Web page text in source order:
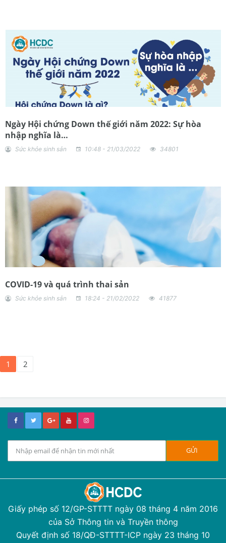
Ngày Hội chứng Down thế giới năm 2022: Sự hòa
nhập nghĩa là…
Sức khỏe sinh sản 10:48 - 21/03/2022 34801
COVID-19 và quá trình thai sản
Sức khỏe sinh sản 18:24 - 21/02/2022 41877
1 2
Giấy phép số 12/GP-STTTT ngày 08 tháng 4 năm 2016
của Sở Thông tin và Truyền thông
Quyết định số 18/QĐ-STTTT-ICP ngày 23 tháng 10